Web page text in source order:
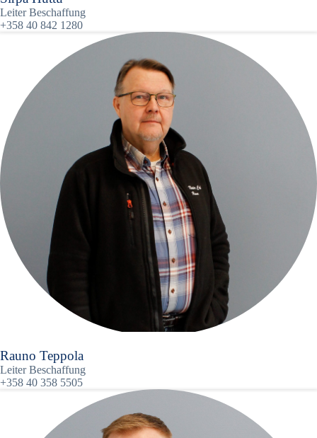
Leiter Beschaffung
+358 40 842 1280
Rauno Teppola
Leiter Beschaffung
+358 40 358 5505